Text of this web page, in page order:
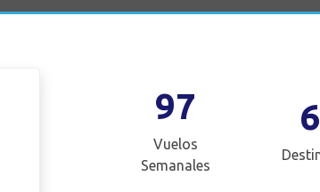
97
Vuelos
Semanales
6